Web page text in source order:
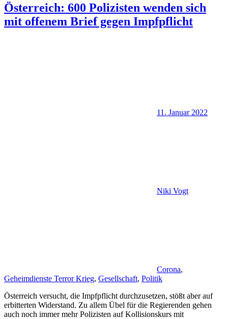
Österreich: 600 Polizisten wenden sich
mit offenem Brief gegen Impfpflicht
11. Januar 2022
Niki Vogt
Corona,
Geheimdienste Terror Krieg, Gesellschaft, Politik
Österreich versucht, die Impfpflicht durchzusetzen, stößt aber auf
erbitterten Widerstand. Zu allem Übel für die Regierenden gehen
auch noch immer mehr Polizisten auf Kollisionskurs mit